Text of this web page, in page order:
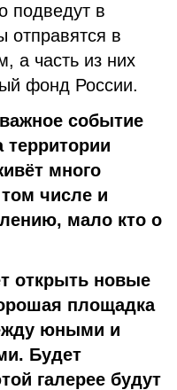
подведут в
отправятся в
а часть из них
фонд России.
событие
территории
много
числе и
мало кто о
открыть новые
площадка
юными и
Будет
галерее будут